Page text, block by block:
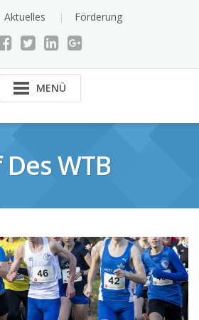
Aktuelles Förderung
MENÜ
WTB